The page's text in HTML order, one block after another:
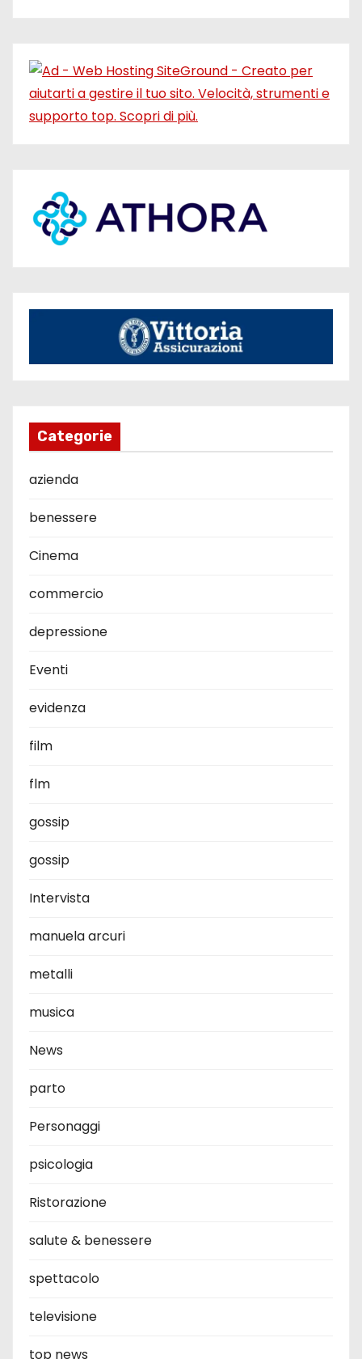
Categorie
azienda
benessere
Cinema
commercio
depressione
Eventi
evidenza
film
flm
gossip
gossip
Intervista
manuela arcuri
metalli
musica
News
parto
Personaggi
psicologia
Ristorazione
salute & benessere
spettacolo
televisione
top news